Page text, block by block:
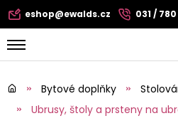
eshop@ewalds.cz 031 /
Bytové doplňky
Ubrusy, štoly a prsteny na